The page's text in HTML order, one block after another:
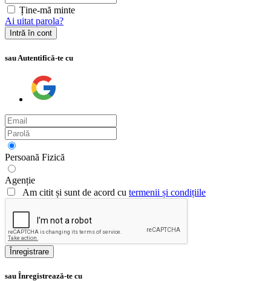
Ține-mă minte
Ai uitat parola?
Intră în cont
sau Autentifică-te cu
Persoană Fizică
Agenție
Am citit și sunt de acord cu termenii și condițiile
Înregistrare
sau Înregistrează-te cu